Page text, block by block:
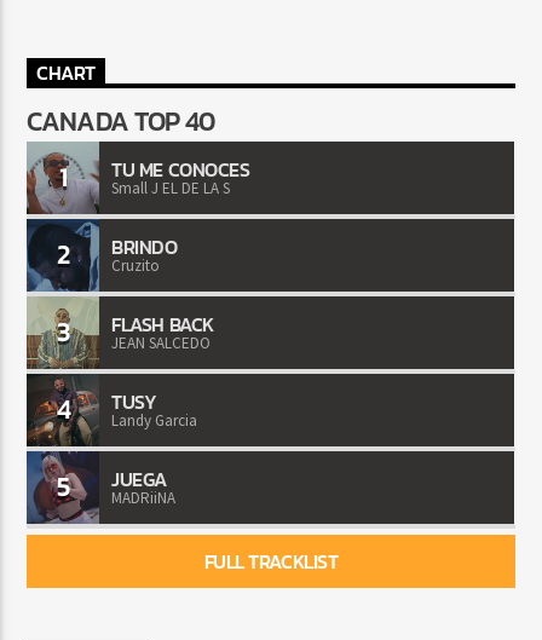
CHART
CANADA TOP 40
1 TU ME CONOCES
Small J EL DE LA S
2 BRINDO
Cruzito
3 FLASH BACK
JEAN SALCEDO
4 TUSY
Landy Garcia
5 JUEGA
MADRiiNA
FULL TRACKLIST